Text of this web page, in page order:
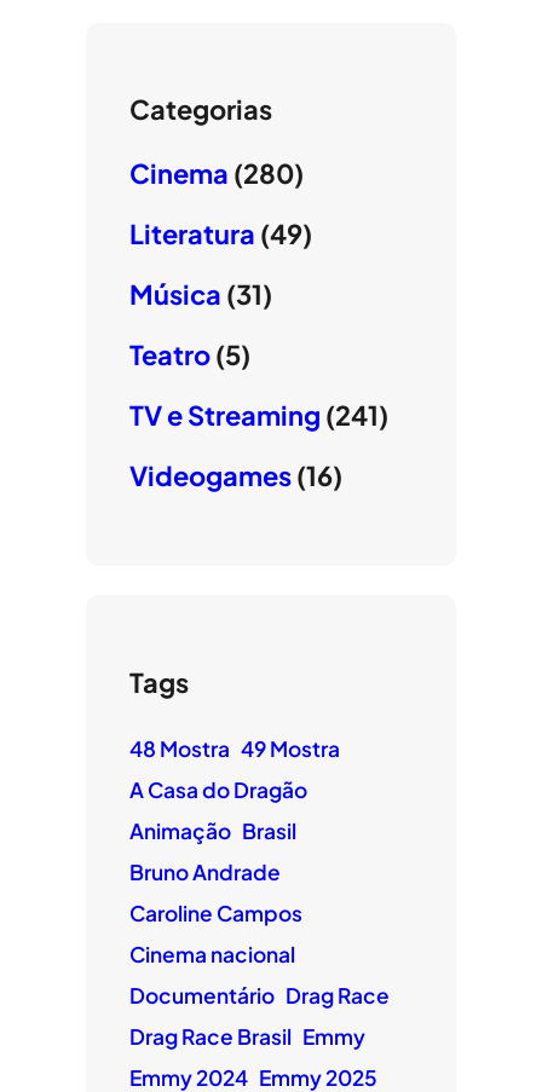
Categorias
Cinema (280)
Literatura (49)
Música (31)
Teatro(5)
TV e Streaming (241)
Videogames(16)
Tags
48 Mostra 49 Mostra
A Casa do Dragão
Animação Brasil
Bruno Andrade
Caroline Campos
Cinema nacional
Documentário Drag Race
Drag Race Brasil Emmy
Emmy 2024 Emmy 2025